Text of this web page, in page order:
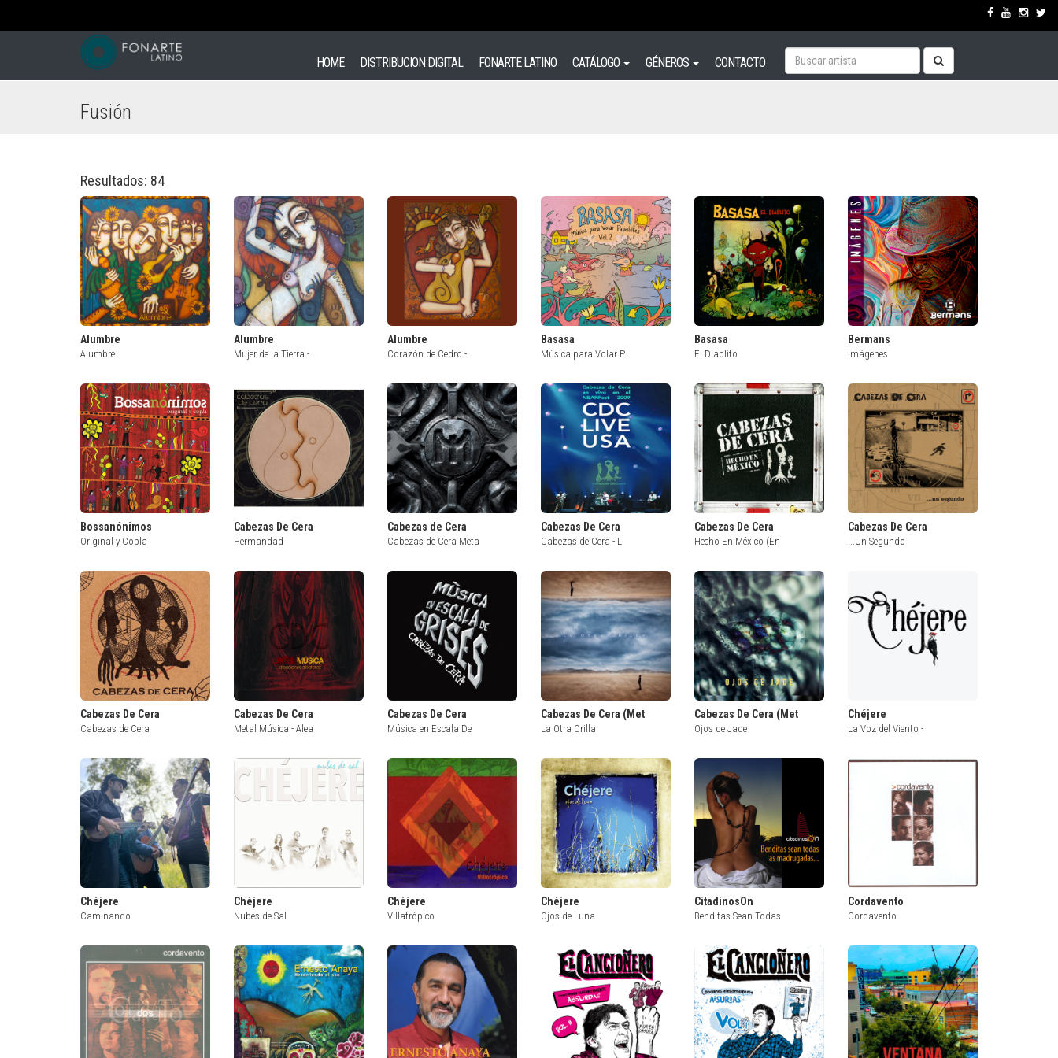
HOME DISTRIBUCION DIGITAL FONARTE LATINO CATÁLOGO GÉNEROS CONTACTO
Fusión
Resultados: 84
Alumbre
Alumbre
Alumbre
Mujer de la Tierra -
Alumbre
Corazón de Cedro -
Basasa
Música para Volar P
Basasa
El Diablito
Bermans
Imágenes
Bossanónimos
Original y Copla
Cabezas De Cera
Hermandad
Cabezas de Cera
Cabezas de Cera Meta
Cabezas De Cera
Cabezas de Cera - Li
Cabezas De Cera
Hecho En México (En
Cabezas De Cera
...Un Segundo
Cabezas De Cera
Cabezas de Cera
Cabezas De Cera
Metal Música - Alea
Cabezas De Cera
Música en Escala De
Cabezas De Cera (Met
La Otra Orilla
Cabezas De Cera (Met
Ojos de Jade
Chéjere
La Voz del Viento -
Chéjere
Caminando
Chéjere
Nubes de Sal
Chéjere
Villatrópico
Chéjere
Ojos de Luna
CitadinosOn
Benditas Sean Todas
Cordavento
Cordavento